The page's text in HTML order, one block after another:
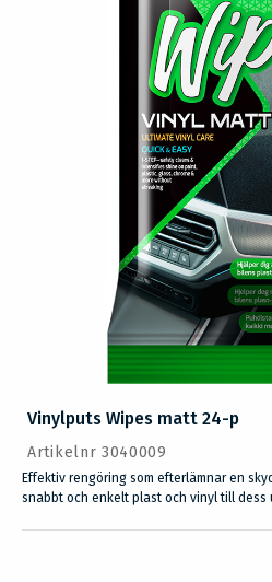
Vinylputs Wipes matt 24-p
Artikelnr 3040009
Effektiv rengöring som efterlämnar en
snabbt och enkelt plast och vinyl till dess